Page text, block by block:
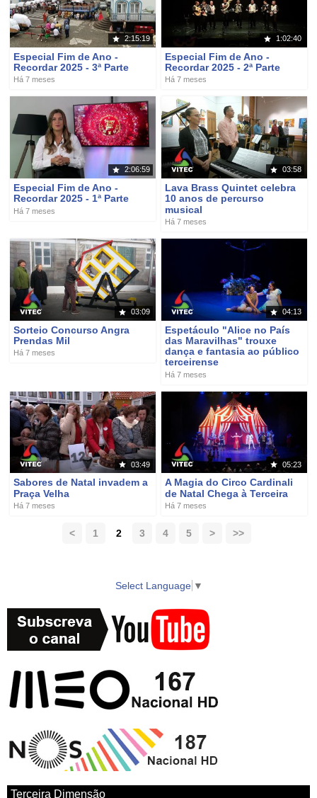
2:15:19
Especial Fim de Ano -
Recordar 2025 - 3ª Parte
Há 7 meses
1:02:40
Especial Fim de Ano -
Recordar 2025 - 2ª Parte
Há 7 meses
2:06:59
Especial Fim de Ano -
Recordar 2025 - 1ª Parte
Há 7 meses
03:58
Lava Brass Quintet celebra
10 anos de percurso
musical
Há 7 meses
03:09
Sorteio Concurso Angra
Prendas Mil
Há 7 meses
04:13
Espetáculo "Alice no País
das Maravilhas" trouxe
dança e fantasia ao público
terceirense
Há 7 meses
03:49
Sabores de Natal invadem a
Praça Velha
Há 7 meses
05:23
A Magia do Circo Cardinali
de Natal Chega à Terceira
Há 7 meses
< 1 2 3 4 5 > >>
Select Language ▼
Terceira Dimensão